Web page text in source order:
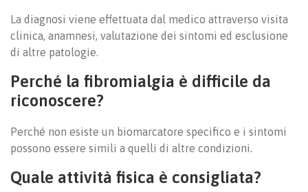
La diagnosi viene effettuata dal medico attraverso visita
clinica, anamnesi, valutazione dei sintomi ed esclusione
di altre patologie.
Perché la fibromialgia è difficile da
riconoscere?
Perché non esiste un biomarcatore specifico e i sintomi
possono essere simili a quelli di altre condizioni.
Quale attività fisica è consigliata?